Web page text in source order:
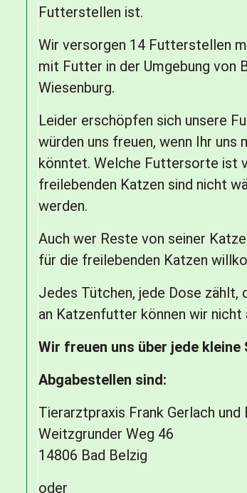
Futterstellen ist.
Wir versorgen 14 Futterstellen
mit Futter in der Umgebung von
Wiesenburg.
Leider erschöpfen sich unsere
würden uns freuen, wenn Ihr
könntet. Welche Futtersorte ist
freilebenden Katzen sind nicht
werden.
Auch wer Reste von seiner
für die freilebenden Katzen
Jedes Tütchen, jede Dose zählt,
an Katzenfutter können wir nicht
Wir freuen uns über jede kleine
Abgabestellen sind:
Tierarztpraxis Frank Gerlach
Weitzgrunder Weg 46
14806 Bad Belzig
oder
Futterstelle in
einem OT von
Bad Belzig
5 freilebende
Katzen/Kater sind hier
ansässig und werden gut
sind auch dort vorhanden,
haben sie zur Verfügung.